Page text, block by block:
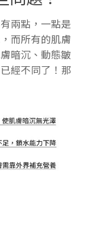
兩點，一點是
而所有的肌膚
暗沉、動態皺
經不同了！那